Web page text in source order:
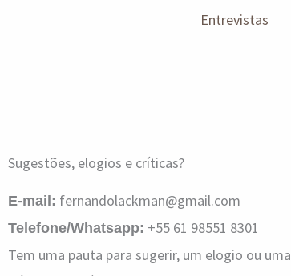
Entrevistas
Sugestões, elogios e críticas?
E-mail: fernandolackman@gmail.com
Telefone/Whatsapp: +55 61 98551 8301
Tem uma pauta para sugerir, um elogio ou uma